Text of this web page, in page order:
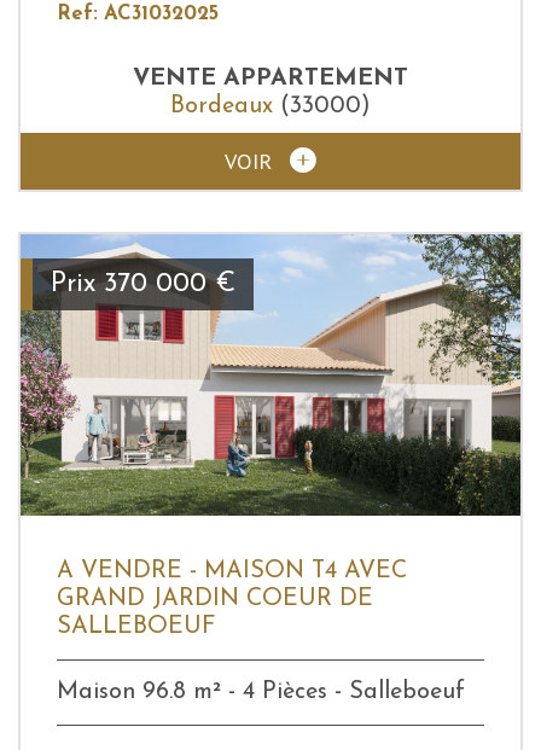
Ref: AC31032025
VENTE APPARTEMENT
Bordeaux (33000)
VOIR
Prix 370 000 €
A VENDRE - MAISON T4 AVEC
GRAND JARDIN COEUR DE
SALLEBOEUF
Maison 96.8 m² - 4 Pièces - Salleboeuf